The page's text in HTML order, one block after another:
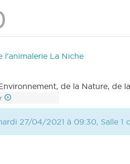
l'animalerie La Niche
de la Nature, de
27/04/2021 à 09:30, Salle 1